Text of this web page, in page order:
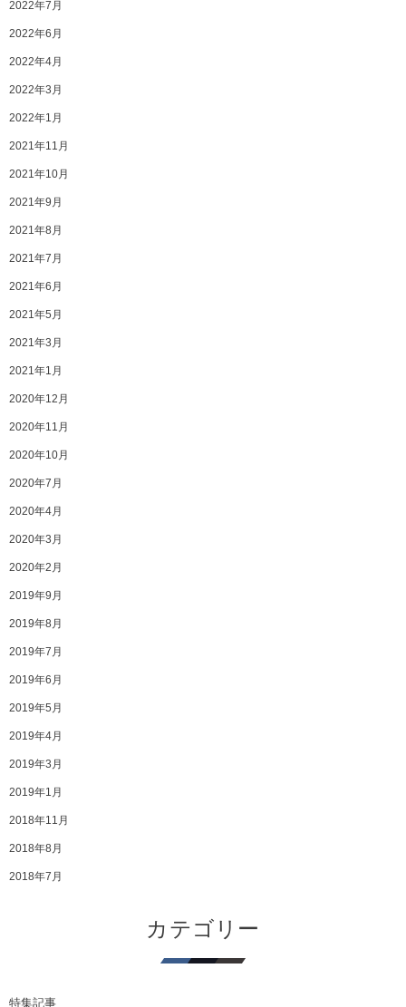
2022年7月
2022年6月
2022年4月
2022年3月
2022年1月
2021年11月
2021年10月
2021年9月
2021年8月
2021年7月
2021年6月
2021年5月
2021年3月
2021年1月
2020年12月
2020年11月
2020年10月
2020年7月
2020年4月
2020年3月
2020年2月
2019年9月
2019年8月
2019年7月
2019年6月
2019年5月
2019年4月
2019年3月
2019年1月
2018年11月
2018年8月
2018年7月
カテゴリー
特集記事